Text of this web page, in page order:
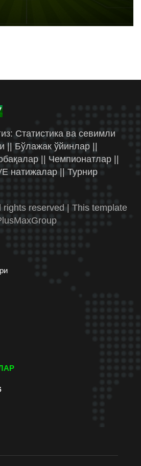
Статистика ва севимли
|| Бўлажак ўйинлар ||
|| Чемпионатлар ||
натижалар || Турнир
rights reserved | This template